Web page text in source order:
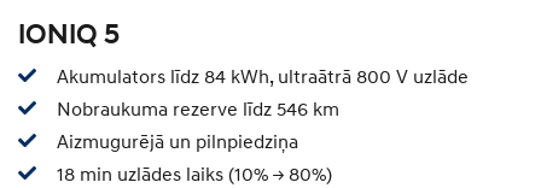
IONIQ 5
Akumulators līdz 84 kWh, ultraātrā 800 V uzlāde
Nobraukuma rezerve līdz 546 km
Aizmugurējā un pilnpiedziņa
18 min uzlādes laiks (10% -> 80%)